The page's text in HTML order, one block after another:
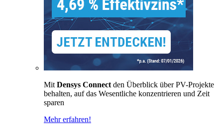
Mit Densys Connect den Überblick über PV-Projekte
behalten, auf das Wesentliche konzentrieren und Zeit
sparen
Mehr erfahren!